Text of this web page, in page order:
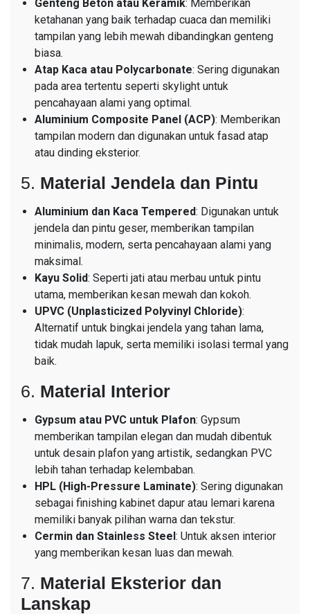
Genteng Beton atau Keramik: Memberikan
ketahanan yang baik terhadap cuaca dan memiliki
tampilan yang lebih mewah dibandingkan genteng
biasa.
Atap Kaca atau Polycarbonate: Sering digunakan
pada area tertentu seperti skylight untuk
pencahayaan alami yang optimal.
Aluminium Composite Panel (ACP): Memberikan
tampilan modern dan digunakan untuk fasad atap
atau dinding eksterior.
5. Material Jendela dan Pintu
Aluminium dan Kaca Tempered: Digunakan untuk
jendela dan pintu geser, memberikan tampilan
minimalis, modern, serta pencahayaan alami yang
maksimal.
Kayu Solid: Seperti jati atau merbau untuk pintu
utama, memberikan kesan mewah dan kokoh.
UPVC (Unplasticized Polyvinyl Chloride):
Alternatif untuk bingkai jendela yang tahan lama,
tidak mudah lapuk, serta memiliki isolasi termal yang
baik.
6. Material Interior
Gypsum atau PVC untuk Plafon: Gypsum
memberikan tampilan elegan dan mudah dibentuk
untuk desain plafon yang artistik, sedangkan PVC
lebih tahan terhadap kelembaban.
HPL (High-Pressure Laminate): Sering digunakan
sebagai finishing kabinet dapur atau lemari karena
memiliki banyak pilihan warna dan tekstur.
Cermin dan Stainless Steel: Untuk aksen interior
yang memberikan kesan luas dan mewah.
7. Material Eksterior dan
Lanskap